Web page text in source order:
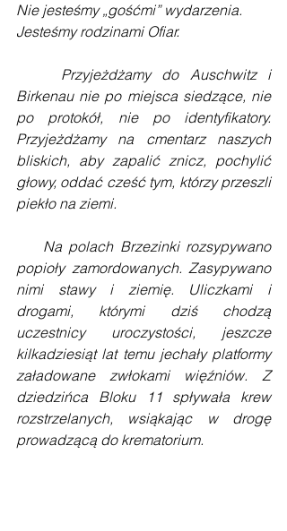
Nie jesteśmy „gośćmi” wydarzenia.
Jesteśmy rodzinami Ofiar.
Przyjeżdżamy do Auschwitz i
Birkenau nie po miejsca siedzące, nie
po protokół, nie po identyfikatory.
Przyjeżdżamy na cmentarz naszych
bliskich, aby zapalić znicz, pochylić
głowy, oddać cześć tym, którzy przeszli
piekło na ziemi.
Na polach Brzezinki rozsypywano
popioły zamordowanych. Zasypywano
nimi stawy i ziemię. Uliczkami i
drogami, którymi dziś chodzą
uczestnicy uroczystości, jeszcze
kilkadziesiąt lat temu jechały platformy
załadowane zwłokami więźniów. Z
dziedzińca Bloku 11 spływała krew
rozstrzelanych, wsiąkając w drogę
prowadzącą do krematorium.